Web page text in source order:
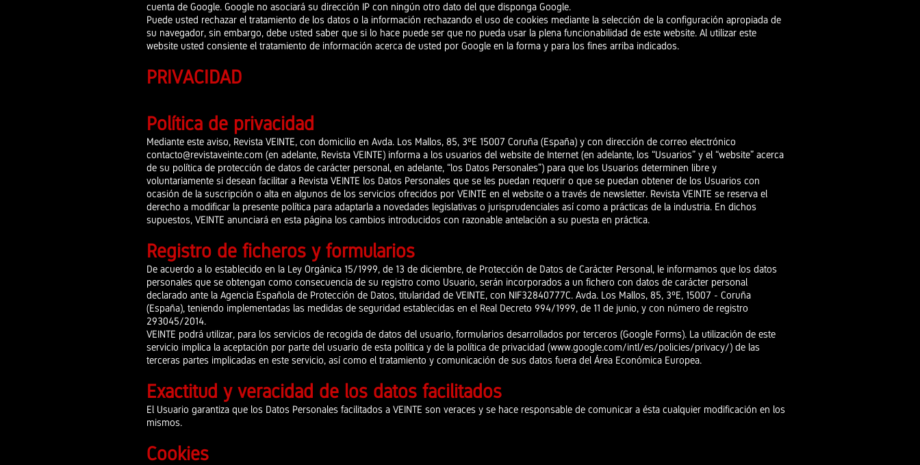
cuenta de Google. Google no asociará su dirección IP con ningún otro dato del que disponga Google.
Puede usted rechazar el tratamiento de los datos o la información rechazando el uso de cookies mediante la selección de la configuración apropiada de
su navegador, sin embargo, debe usted saber que si lo hace puede ser que no pueda usar la plena funcionabilidad de este website. Al utilizar este
website usted consiente el tratamiento de información acerca de usted por Google en la forma y para los fines arriba indicados.
PRIVACIDAD
Política de privacidad
Mediante este aviso, Revista VEINTE, con domicilio en Avda. Los Mallos, 85, 3ºE 15007 Coruña (España) y con dirección de correo electrónico
contacto@revistaveinte.com (en adelante, Revista VEINTE) informa a los usuarios del website de Internet (en adelante, los “Usuarios” y el “website” acerca
de su política de protección de datos de carácter personal, en adelante, “los Datos Personales”) para que los Usuarios determinen libre y
voluntariamente si desean facilitar a Revista VEINTE los Datos Personales que se les puedan requerir o que se puedan obtener de los Usuarios con
ocasión de la suscripción o alta en algunos de los servicios ofrecidos por VEINTE en el website o a través de newsletter. Revista VEINTE se reserva el
derecho a modificar la presente política para adaptarla a novedades legislativas o jurisprudenciales así como a prácticas de la industria. En dichos
supuestos, VEINTE anunciará en esta página los cambios introducidos con razonable antelación a su puesta en práctica.
Registro de ficheros y formularios
De acuerdo a lo establecido en la Ley Orgánica 15/1999, de 13 de diciembre, de Protección de Datos de Carácter Personal, le informamos que los datos
personales que se obtengan como consecuencia de su registro como Usuario, serán incorporados a un fichero con datos de carácter personal
declarado ante la Agencia Española de Protección de Datos, titularidad de VEINTE, con NIF32840777C. Avda. Los Mallos, 85, 3ºE, 15007 - Coruña
(España), teniendo implementadas las medidas de seguridad establecidas en el Real Decreto 994/1999, de 11 de junio, y con número de registro
293045/2014.
VEINTE podrá utilizar, para los servicios de recogida de datos del usuario, formularios desarrollados por terceros (Google Forms). La utilización de este
servicio implica la aceptación por parte del usuario de esta política y de la política de privacidad (www.google.com/intl/es/policies/privacy/) de las
terceras partes implicadas en este servicio, así como el tratamiento y comunicación de sus datos fuera del Área Económica Europea.
Exactitud y veracidad de los datos facilitados
El Usuario garantiza que los Datos Personales facilitados a VEINTE son veraces y se hace responsable de comunicar a ésta cualquier modificación en los
mismos.
Cookies